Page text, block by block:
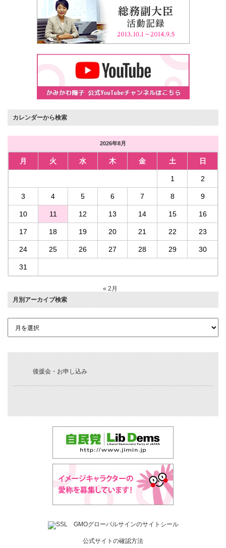
カレンダーから検索
2026年8月
月 火 水 木 金 土 日
1 2
3 4 5 6 7 8 9
10 11 12 13 14 15 16
17 18 19 20 21 22 23
24 25 26 27 28 29 30
31
« 2月
月別アーカイブ検索
後援会・お申し込み
公式サイトの確認方法